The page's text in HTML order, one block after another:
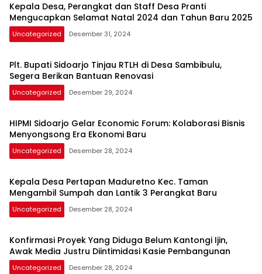
Kepala Desa, Perangkat dan Staff Desa Pranti
Mengucapkan Selamat Natal 2024 dan Tahun Baru 2025
Uncategorized Desember 31, 2024
Plt. Bupati Sidoarjo Tinjau RTLH di Desa Sambibulu,
Segera Berikan Bantuan Renovasi
Uncategorized Desember 29, 2024
HIPMI Sidoarjo Gelar Economic Forum: Kolaborasi Bisnis
Menyongsong Era Ekonomi Baru
Uncategorized Desember 28, 2024
Kepala Desa Pertapan Maduretno Kec. Taman
Mengambil Sumpah dan Lantik 3 Perangkat Baru
Uncategorized Desember 28, 2024
Konfirmasi Proyek Yang Diduga Belum Kantongi Ijin,
Awak Media Justru Diintimidasi Kasie Pembangunan
Uncategorized Desember 28, 2024